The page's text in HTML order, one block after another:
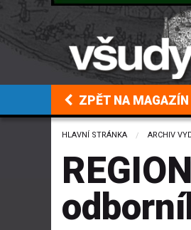
ZPĚT NA MAGAZÍN
HLAVNÍ STRÁNKA ARCHIV